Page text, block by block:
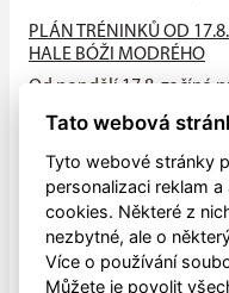
PLÁN TRÉNINKŮ OD
HALE BÓŽI MODRÉHO
Od pondělí 17.8. začíná
hale Bóži...
PŘIJĎTE MEZI NÁS!!
V pondělí 4.května
kategorie letní přípravu
ukončena letním...
Tato webová
Tyto webové stránky
personalizaci reklam
cookies. Některé z
nezbytné, ale o
Více o používání
Můžete je povolit